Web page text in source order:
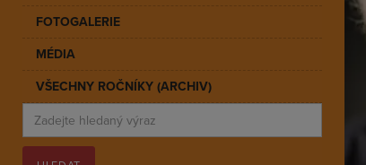
FOTOGALERIE
MÉDIA
VŠECHNY ROČNÍKY (ARCHIV)